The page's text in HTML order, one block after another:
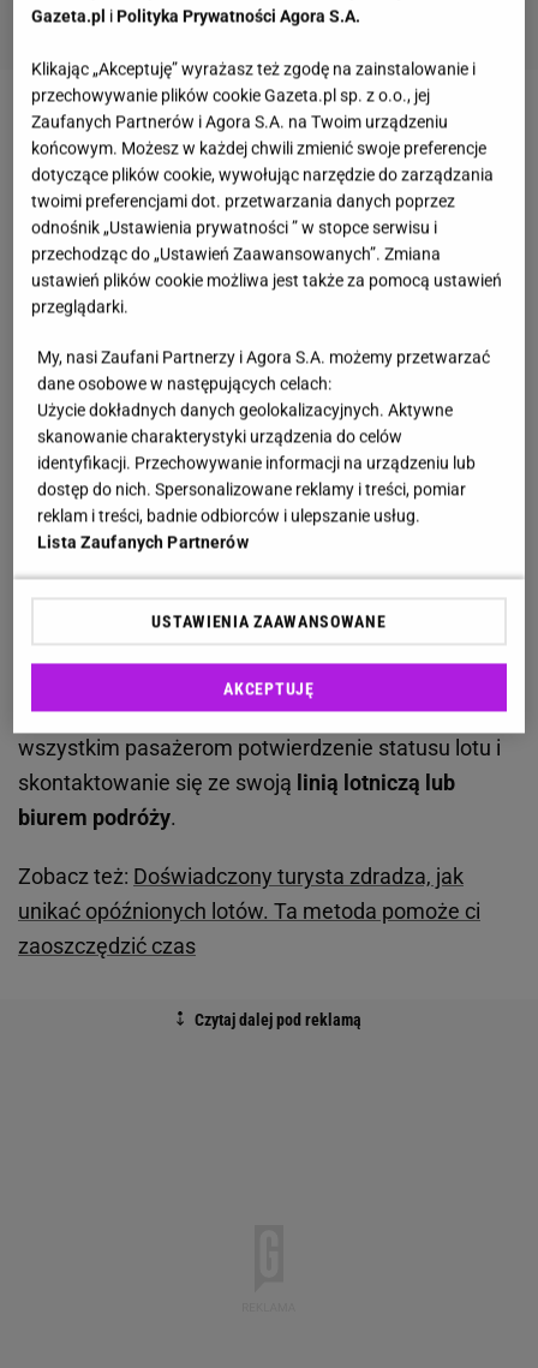
Zobacz wideoTwój lot się nie odbył? Co zrobić w
takiej sytuacji? Ekspertka wyjaśnia
Strajki pracowników na lotniskach w Portugalii.
Utrudnienia obejmą cały okres świąteczny
przez związki zawodowe reprezentujące
pracowników firm Menzies i Portway, które zajmują
sięobsługą naziemną na portugalskich lotniskach
Organizacja zrzeszająca porty lotnicze w kraju,ANA
Aeroportos de Portugal, poinformowała w mediach
społecznościowych, że strajki dotyczą okresu
między 22 grudnia a 1 stycznia 2025 roku. W tym
czasie na lotniskachw Lizbonie, Porto, Faro,
Funchal i Porto Santomogą wystąpić pewne
ograniczenia, opóźnienia, a nawet odwołania lotów.
W związku z tym ANA Aeroportos de Portugal zaleca
wszystkim pasażerom potwierdzenie statusu lotu i
skontaktowanie się ze swoją linią lotniczą lub
biurem podróży.
Zobacz też: Doświadczony turysta zdradza, jak
unikać opóźnionych lotów. Ta metoda pomoże ci
zaoszczędzić czas
Gazeta.pl iPolityka Prywatności Agora S.A.
Klikając „Akceptuję” wyrażasz też zgodę na zainstalowanie i
przechowywanie plików cookie Gazeta.pl sp. z o.o., jej
Zaufanych Partnerów i Agora S.A. na Twoim urządzeniu
końcowym. Możesz w każdej chwili zmienić swoje preferencje
dotyczące plików cookie, wywołując narzędzie do zarządzania
twoimi preferencjami dot. przetwarzania danych poprzez
odnośnik „Ustawienia prywatności ” w stopce serwisu i
przechodząc do „Ustawień Zaawansowanych”. Zmiana
ustawień plików cookie możliwa jest także za pomocą ustawień
przeglądarki.
My, nasi Zaufani Partnerzy i Agora S.A. możemy przetwarzać
dane osobowe w następujących celach:
Użycie dokładnych danych geolokalizacyjnych. Aktywne
skanowanie charakterystyki urządzenia do celów
identyfikacji. Przechowywanie informacji na urządzeniu lub
dostęp do nich. Spersonalizowane reklamy i treści, pomiar
reklam i treści, badnie odbiorców i ulepszanie usług.
Lista Zaufanych Partnerów
USTAWIENIA ZAAWANSOWANE
AKCEPTUJĘ